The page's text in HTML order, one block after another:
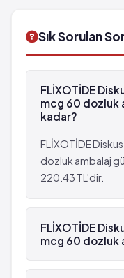
Sık Sorulan
FLİXOTİDE
mcg 60 dozluk
kadar?
FLİXOTİDE
dozluk ambalaj
220.43 TL'dir.
FLİXOTİDE
mcg 60 dozluk
Evet, FLİXOTİDE